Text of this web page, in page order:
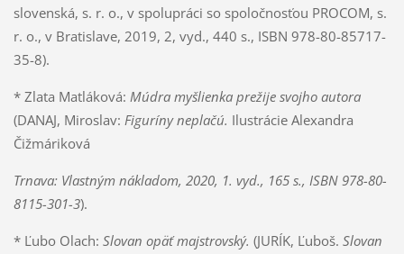
slovenská, s. r. o., v spolupráci so spoločnosťou PROCOM, s.
r. o., v Bratislave, 2019, 2, vyd., 440 s., ISBN 978-80-85717-
35-8).
* Zlata Matláková: Múdra myšlienka prežije svojho autora
(DANAJ, Miroslav: Figuríny neplačú. Ilustrácie Alexandra
Čižmáriková
Trnava: Vlastným nákladom, 2020, 1. vyd., 165 s., ISBN 978-80-
8115-301-3).
* Ľubo Olach: Slovan opäť majstrovský. (JURÍK, Ľuboš. Slovan